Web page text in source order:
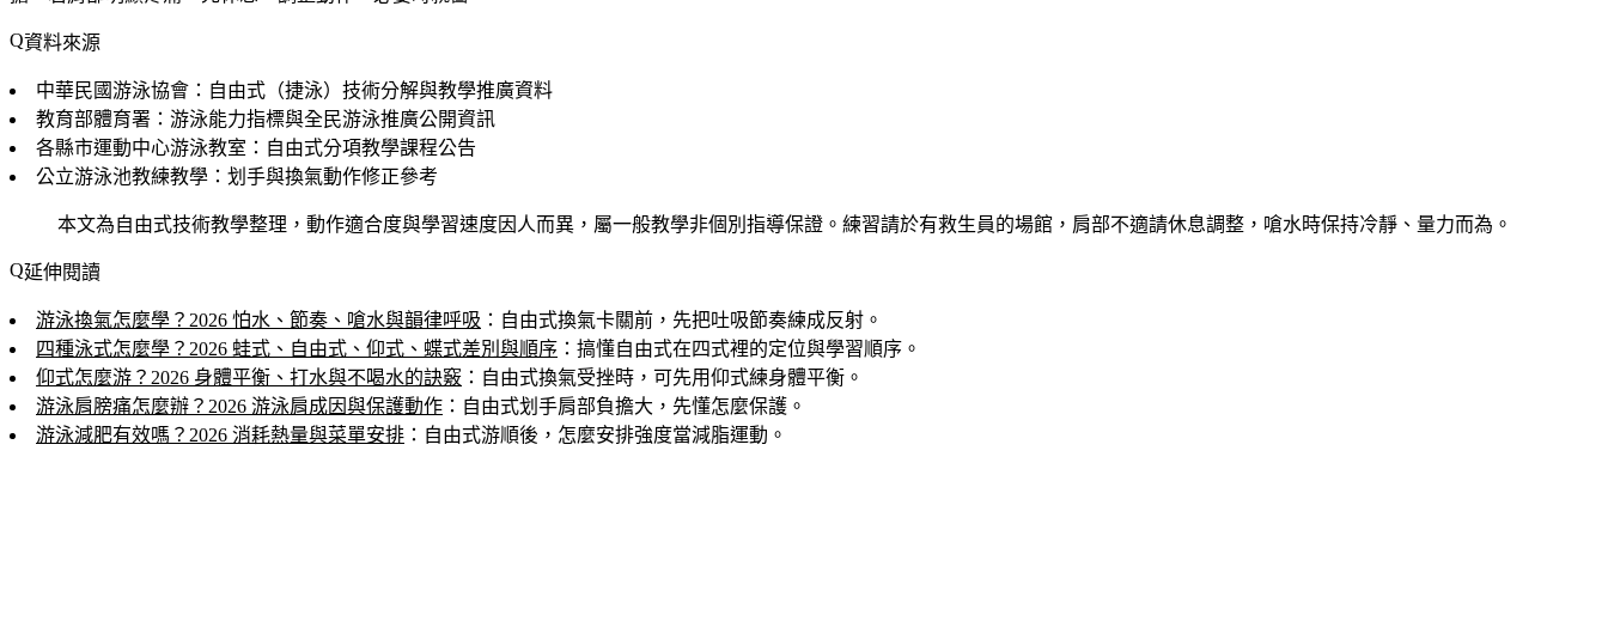
資料來源
中華民國游泳協會：自由式（捷泳）技術分解與教學推廣資料
教育部體育署：游泳能力指標與全民游泳推廣公開資訊
各縣市運動中心游泳教室：自由式分項教學課程公告
公立游泳池教練教學：划手與換氣動作修正參考
本文為自由式技術教學整理，動作適合度與學習速度因人而異，屬一般教學非個別指導保證。練習請於有救生員的場館，肩部不適請休息調整，嗆水時保持冷靜、量力而為。
延伸閱讀
游泳換氣怎麼學？2026 怕水、節奏、嗆水與韻律呼吸 ：自由式換氣卡關前，先把吐吸節奏練成反射。
四種泳式怎麼學？2026 蛙式、自由式、仰式、蝶式差別與順序 ：搞懂自由式在四式裡的定位與學習順序。
仰式怎麼游？2026 身體平衡、打水與不喝水的訣竅 ：自由式換氣受挫時，可先用仰式練身體平衡。
游泳肩膀痛怎麼辦？2026 游泳肩成因與保護動作 ：自由式划手肩部負擔大，先懂怎麼保護。
游泳減肥有效嗎？2026 消耗熱量與菜單安排 ：自由式游順後，怎麼安排強度當減脂運動。